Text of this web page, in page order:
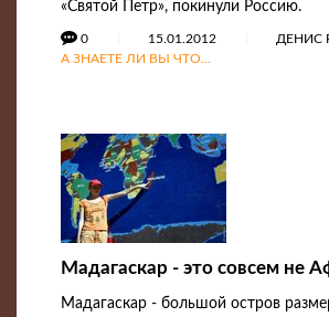
«Святой Петр», покинули Россию.
0 15.01.2012
ДЕНИС
А ЗНАЕТЕ ЛИ ВЫ ЧТО...
Мадагаскар - это совсем не
Мадагаскар - большой остров